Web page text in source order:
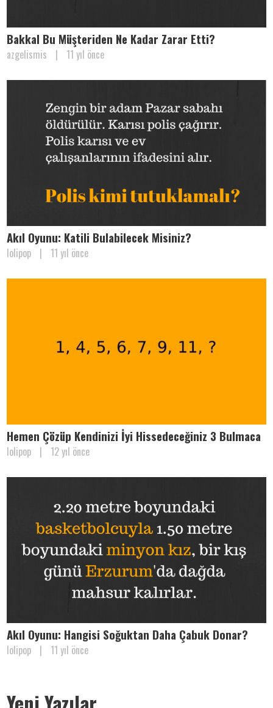
Bakkal Bu Müşteriden Ne Kadar Zarar Etti?
azgelismis | 11 yıl önce
Akıl Oyunu: Katili Bulabilecek Misiniz?
lolipop | 11 yıl önce
Hemen Çözüp Kendinizi İyi Hissedeceğiniz 3 Bulmaca
lolipop | 12 yıl önce
Akıl Oyunu: Hangisi Soğuktan Daha Çabuk Donar?
lolipop | 11 yıl önce